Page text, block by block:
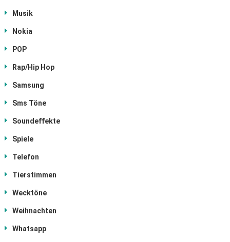
Musik
Nokia
POP
Rap/Hip Hop
Samsung
Sms Töne
Soundeffekte
Spiele
Telefon
Tierstimmen
Wecktöne
Weihnachten
Whatsapp